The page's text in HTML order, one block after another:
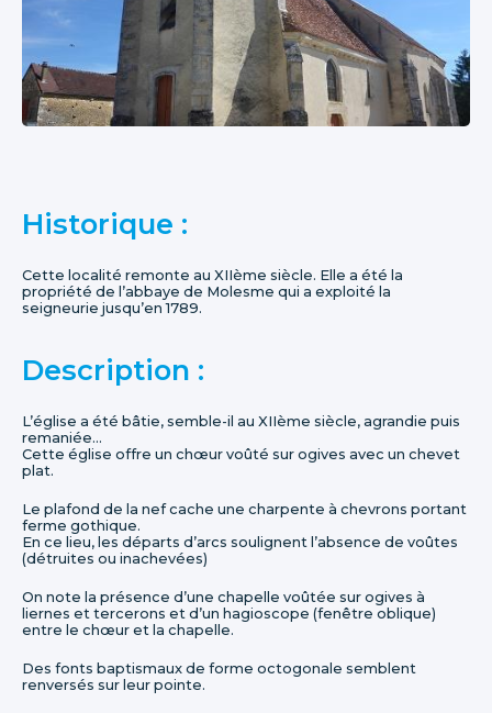
Historique :
Cette localité remonte au XIIème siècle. Elle a été la
propriété de l’abbaye de Molesme qui a exploité la
seigneurie jusqu’en 1789.
Description :
L’église a été bâtie, semble-il au XIIème siècle, agrandie puis
remaniée…
Cette église offre un chœur voûté sur ogives avec un chevet
plat.
Le plafond de la nef cache une charpente à chevrons portant
ferme gothique.
En ce lieu, les départs d’arcs soulignent l’absence de voûtes
(détruites ou inachevées)
On note la présence d’une chapelle voûtée sur ogives à
liernes et tercerons et d’un hagioscope (fenêtre oblique)
entre le chœur et la chapelle.
Des fonts baptismaux de forme octogonale semblent
renversés sur leur pointe.